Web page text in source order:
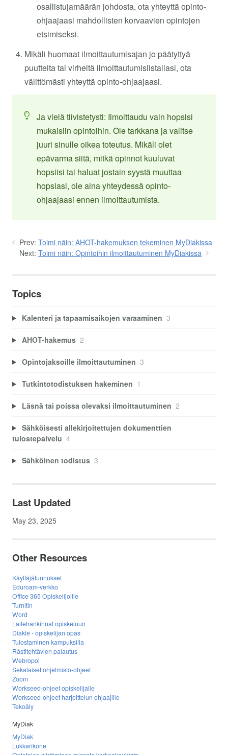
osallistujamäärän johdosta, ota yhteyttä opinto-
ohjaajaasi mahdollisten korvaavien opintojen
etsimiseksi.
Mikäli huomaat ilmoittautumisajan jo päätyttyä
puutteita tai virheitä ilmoittautumislistallasi, ota
välittömästi yhteyttä opinto-ohjaajaasi.
Ja vielä tiivistetysti: Ilmoittaudu vain hopsisi
mukaisiin opintoihin. Ole tarkkana ja valitse
juuri sinulle oikea toteutus. Mikäli olet
epävarma siitä, mitkä opinnot kuuluvat
hopsiisi tai haluat jostain syystä muuttaa
hopsiasi, ole aina yhteydessä opinto-
ohjaajaasi ennen ilmoittautumista.
Prev: Toimi näin: AHOT-hakemuksen tekeminen MyDiakissa
Next: Toimi näin: Opintoihin ilmoittautuminen MyDiakissa
Topics
Kalenteri ja tapaamisaikojen varaaminen 3
AHOT-hakemus 2
Opintojaksoille ilmoittautuminen 3
Tutkintotodistuksen hakeminen 1
Läsnä tai poissa olevaksi ilmoittautuminen 2
Sähköisesti allekirjoitettujen dokumenttien
tulostepalvelu 4
Sähköinen todistus 3
Last Updated
May 23, 2025
Other Resources
Käyttäjätunnukset
Eduroam-verkko
Office 365 Opiskelijoille
Turnitin
Word
Laitehankinnat opiskeluun
Diakle - opiskelijan opas
Tulostaminen kampuksilla
Rästitehtävien palautus
Webropol
Sekalaiset ohjelmisto-ohjeet
Zoom
Workseed-ohjeet opiskelijalle
Workseed-ohjeet harjoittelun ohjaajille
Tekoäly
MyDiak
MyDiak
Lukkarikone